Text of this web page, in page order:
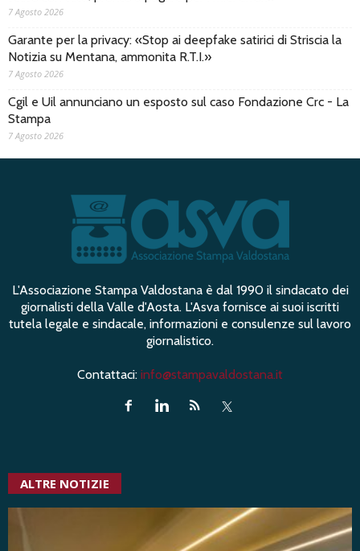
7 Agosto 2026
Garante per la privacy: «Stop ai deepfake satirici di Striscia la
Notizia su Mentana, ammonita R.T.I.»
7 Agosto 2026
Cgil e Uil annunciano un esposto sul caso Fondazione Crc - La
Stampa
7 Agosto 2026
L'Associazione Stampa Valdostana è dal 1990 il sindacato dei
giornalisti della Valle d'Aosta. L'Asva fornisce ai suoi iscritti
tutela legale e sindacale, informazioni e consulenze sul lavoro
giornalistico.
Contattaci: info@stampavaldostana.it
ALTRE NOTIZIE